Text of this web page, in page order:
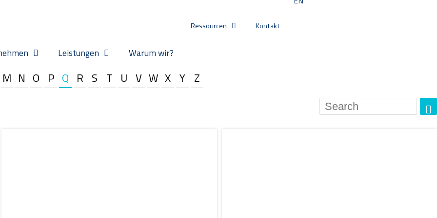
Ressourcen Kontakt
Leistungen Warum wir?
M N O P Q R S T U V W X Y Z